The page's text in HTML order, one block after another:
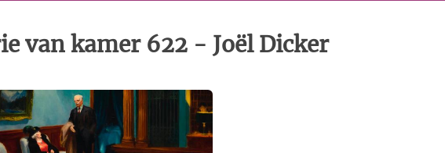
van kamer 622 - Joël Dicker